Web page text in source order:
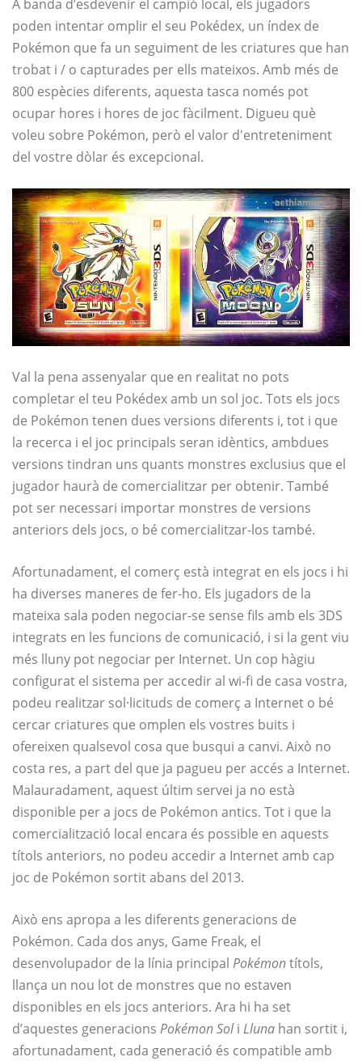
A banda d’esdevenir el campió local, els jugadors
poden intentar omplir el seu Pokédex, un índex de
Pokémon que fa un seguiment de les criatures que han
trobat i / o capturades per ells mateixos. Amb més de
800 espècies diferents, aquesta tasca només pot
ocupar hores i hores de joc fàcilment. Digueu què
voleu sobre Pokémon, però el valor d'entreteniment
del vostre dòlar és excepcional.
Val la pena assenyalar que en realitat no pots
completar el teu Pokédex amb un sol joc. Tots els jocs
de Pokémon tenen dues versions diferents i, tot i que
la recerca i el joc principals seran idèntics, ambdues
versions tindran uns quants monstres exclusius que el
jugador haurà de comercialitzar per obtenir. També
pot ser necessari importar monstres de versions
anteriors dels jocs, o bé comercialitzar-los també.
Afortunadament, el comerç està integrat en els jocs i hi
ha diverses maneres de fer-ho. Els jugadors de la
mateixa sala poden negociar-se sense fils amb els 3DS
integrats en les funcions de comunicació, i si la gent viu
més lluny pot negociar per Internet. Un cop hàgiu
configurat el sistema per accedir al wi-fi de casa vostra,
podeu realitzar sol·licituds de comerç a Internet o bé
cercar criatures que omplen els vostres buits i
ofereixen qualsevol cosa que busqui a canvi. Això no
costa res, a part del que ja pagueu per accés a Internet.
Malauradament, aquest últim servei ja no està
disponible per a jocs de Pokémon antics. Tot i que la
comercialització local encara és possible en aquests
títols anteriors, no podeu accedir a Internet amb cap
joc de Pokémon sortit abans del 2013.
Això ens apropa a les diferents generacions de
Pokémon. Cada dos anys, Game Freak, el
desenvolupador de la línia principal Pokémontítols,
llança un nou lot de monstres que no estaven
disponibles en els jocs anteriors. Ara hi ha set
d’aquestes generacions Pokémon Soli Lluna han sortit i,
afortunadament, cada generació és compatible amb